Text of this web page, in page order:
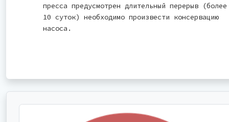
пресса предусмотрен длительный перерыв (более
10 суток) необходимо произвести консервацию
насоса.